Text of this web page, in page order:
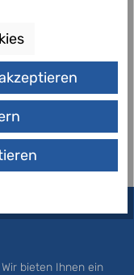
Alkoholfrei
besonderen
Mehr
bieten Ihnen ein